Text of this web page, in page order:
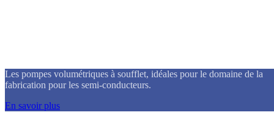
Les pompes volumétriques à soufflet, idéales pour le domaine de la
fabrication pour les semi-conducteurs.
En savoir plus